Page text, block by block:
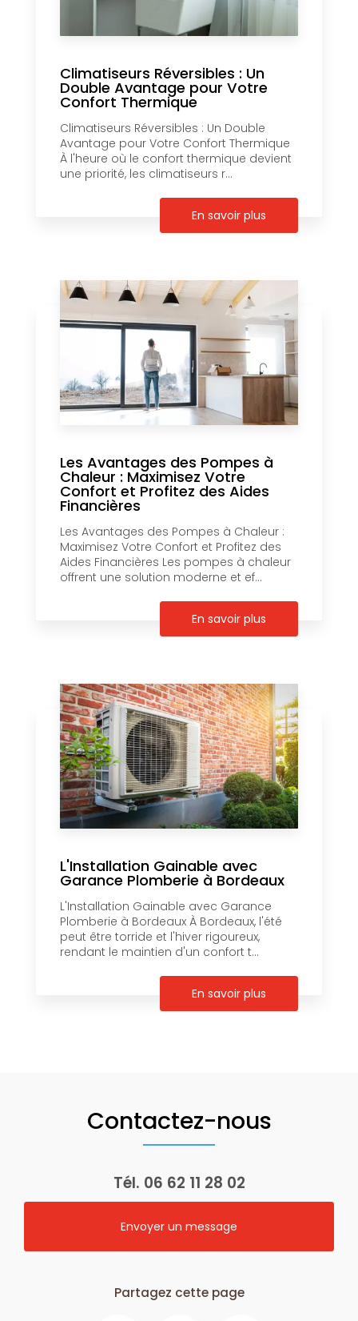
Climatiseurs Réversibles : Un
Double Avantage pour Votre
Confort Thermique
Climatiseurs Réversibles : Un Double
Avantage pour Votre Confort Thermique
À l'heure où le confort thermique devient
une priorité, les climatiseurs r...
En savoir plus
Les Avantages des Pompes à
Chaleur : Maximisez Votre
Confort et Profitez des Aides
Financières
Les Avantages des Pompes à Chaleur :
Maximisez Votre Confort et Profitez des
Aides Financières Les pompes à chaleur
offrent une solution moderne et ef...
En savoir plus
L'Installation Gainable avec
Garance Plomberie à Bordeaux
L'Installation Gainable avec Garance
Plomberie à Bordeaux À Bordeaux, l'été
peut être torride et l'hiver rigoureux,
rendant le maintien d'un confort t...
En savoir plus
Contactez-nous
Tél. 06 62 11 28 02
Envoyer un message
Partagez cette page